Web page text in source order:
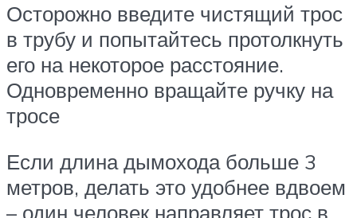
Осторожно введите чистящий трос
в трубу и попытайтесь протолкнуть
его на некоторое расстояние.
Одновременно вращайте ручку на
тросе
Если длина дымохода больше 3
метров, делать это удобнее вдвоем
– один человек направляет трос в